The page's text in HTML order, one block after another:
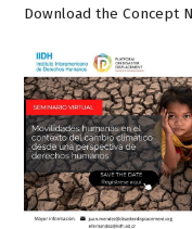
Download the Concept